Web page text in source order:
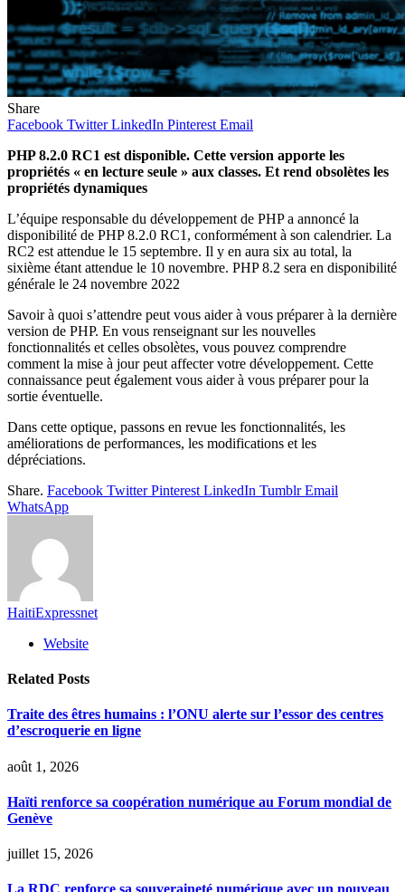
Share
Facebook Twitter LinkedIn Pinterest Email
PHP 8.2.0 RC1 est disponible. Cette version apporte les
propriétés « en lecture seule » aux classes. Et rend obsolètes les
propriétés dynamiques
L’équipe responsable du développement de PHP a annoncé la
disponibilité de PHP 8.2.0 RC1, conformément à son calendrier. La
RC2 est attendue le 15 septembre. Il y en aura six au total, la
sixième étant attendue le 10 novembre. PHP 8.2 sera en disponibilité
générale le 24 novembre 2022
Savoir à quoi s’attendre peut vous aider à vous préparer à la dernière
version de PHP. En vous renseignant sur les nouvelles
fonctionnalités et celles obsolètes, vous pouvez comprendre
comment la mise à jour peut affecter votre développement. Cette
connaissance peut également vous aider à vous préparer pour la
sortie éventuelle.
Dans cette optique, passons en revue les fonctionnalités, les
améliorations de performances, les modifications et les
dépréciations.
Share. Facebook Twitter Pinterest LinkedIn Tumblr Email
WhatsApp
HaitiExpressnet
Website
Related Posts
Traite des êtres humains : l’ONU alerte sur l’essor des centres
d’escroquerie en ligne
août 1, 2026
Haïti renforce sa coopération numérique au Forum mondial de
Genève
juillet 15, 2026